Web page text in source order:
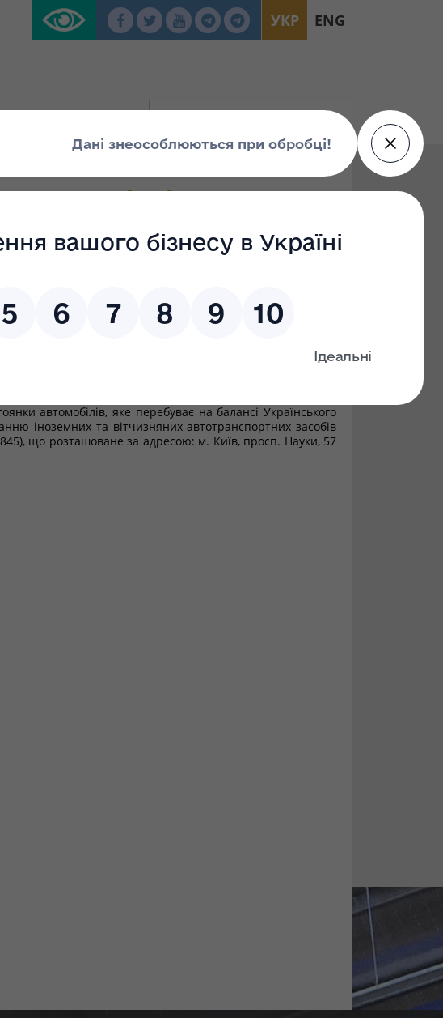
УКР ENG
відділення по
рішення про
об’єкта малої приватизації - окремого майна у складі:
адміністративна будівля (літ. «Л»); КТП (двоповерхова
цегляна будівля) (літ. «А»); механічна майстерня (літ.
легкових автомобілів (літ. «Г»); контрольно-пропускний
автомобілів, яке перебуває на балансі Українського
іноземних та вітчизняних автотранспортних засобів
що розташоване за адресою: м. Київ, просп. Науки, 57